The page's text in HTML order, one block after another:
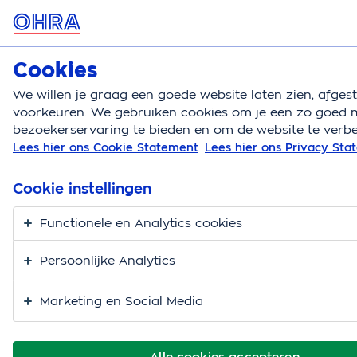
MENU
Autoverzekering
Autoverzekering Autoschade voorkomen
Groene kaart kwijt
Cookies
We willen je graag een goede website laten zien,
voorkeuren. We gebruiken cookies om je een zo goed
bezoekerservaring te bieden en om de website te
Lees hier ons Cookie Statement Lees hier ons Privacy
Cookie instellingen
Functionele en Analytics cookies
Persoonlijke Analytics
Marketing en Social Media